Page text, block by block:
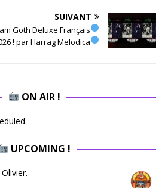
SUIVANT
Goth Deluxe Français
! par Harrag Melodica
ON AIR !
UPCOMING !